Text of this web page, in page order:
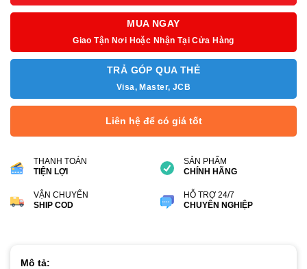
MUA NGAY
Giao Tận Nơi Hoặc Nhận Tại Cửa Hàng
TRẢ GÓP QUA THẺ
Visa, Master, JCB
Liên hệ để có giá tốt
THANH TOÁN
TIỆN LỢI
SẢN PHẨM
CHÍNH HÃNG
VẬN CHUYỂN
SHIP COD
HỖ TRỢ 24/7
CHUYÊN NGHIỆP
Mô tả: